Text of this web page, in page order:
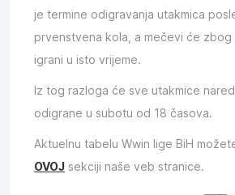
je termine odigravanja utakmica
prvenstvena kola, a mečevi će zbog
igrani u isto vrijeme.
Iz tog razloga će sve utakmice
odigrane u subotu od 18 časova.
Aktuelnu tabelu Wwin lige BiH
OVOJ sekciji naše veb stranice.